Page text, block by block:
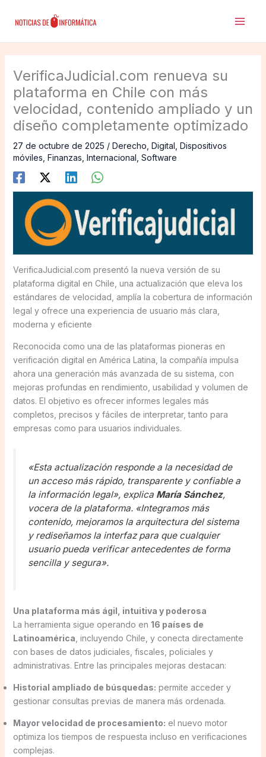
VerificaJudicial.com renueva su
plataforma en Chile con más
velocidad, contenido ampliado y un
diseño completamente optimizado
27 de octubre de 2025 / Derecho Digital Dispositivos
móviles Finanzas Internacional Software
VerificaJudicial.com presentó la nueva versión de su
plataforma digital en Chile, una actualización que eleva los
estándares de velocidad, amplía la cobertura de información
legal y ofrece una experiencia de usuario más clara,
moderna y eficiente
Reconocida como una de las plataformas pioneras en
verificación digital en América Latina, la compañía impulsa
ahora una generación más avanzada de su sistema, con
mejoras profundas en rendimiento, usabilidad y volumen de
datos. El objetivo es ofrecer informes legales más
completos, precisos y fáciles de interpretar, tanto para
empresas como para usuarios individuales.
«Esta actualización responde a la necesidad de
un acceso más rápido, transparente y confiable a
la información legal», explica María Sánchez,
vocera de la plataforma. «Integramos más
contenido, mejoramos la arquitectura del sistema
y rediseñamos la interfaz para que cualquier
usuario pueda verificar antecedentes de forma
sencilla y segura».
Una plataforma más ágil, intuitiva y poderosa
La herramienta sigue operando en 16 países de
Latinoamérica , incluyendo Chile, y conecta directamente
con bases de datos judiciales, fiscales, policiales y
administrativas. Entre las principales mejoras destacan:
Historial ampliado de búsquedas: permite acceder y
gestionar consultas previas de manera más ordenada.
Mayor velocidad de procesamiento: el nuevo motor
optimiza los tiempos de respuesta incluso en verificaciones
complejas.